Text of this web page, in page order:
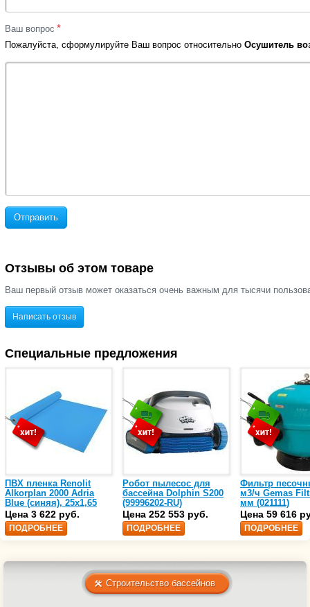
Ваш вопрос *
Пожалуйста, сформулируйте Ваш вопрос относительно Осушитель
Отправить
Отзывы об этом товаре
Ваш первый отзыв может оказаться очень важным для тысячи
Написать отзыв
Специальные предложения
ПВХ пленка Renolit
Alkorplan 2000 Adria
Blue (синяя), 25х1,65
(35216203)
Цена 3 622 руб.
ПОДРОБНЕЕ
Робот пылесос для
бассейна Dolphin S200
(99996202-RU)
Цена 252 553 руб.
ПОДРОБНЕЕ
Фильтр
м3/ч Gemas
мм (021111)
Цена 59 616
ПОДРОБНЕЕ
Строительство бассейнов